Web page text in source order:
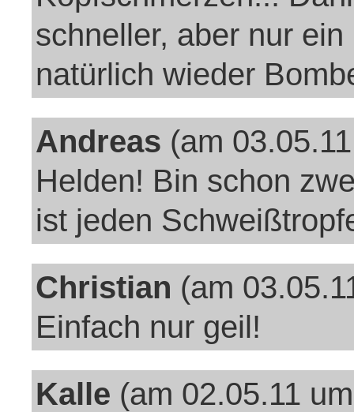
schneller, aber nur
natürlich wieder
Andreas (am
Helden! Bin schon
ist jeden
Christian (am
Einfach nur geil!
Kalle (am 02.05.11